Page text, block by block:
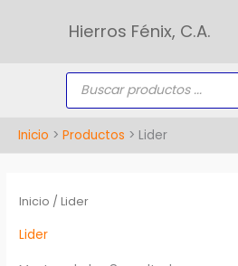
Hierros Fénix, C.A.
Búsqueda
productos
Inicio Productos Lider
Inicio / Lider
Lider